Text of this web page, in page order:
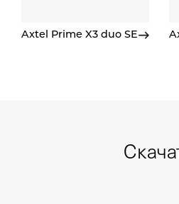
Axtel Prime X3 duo SE